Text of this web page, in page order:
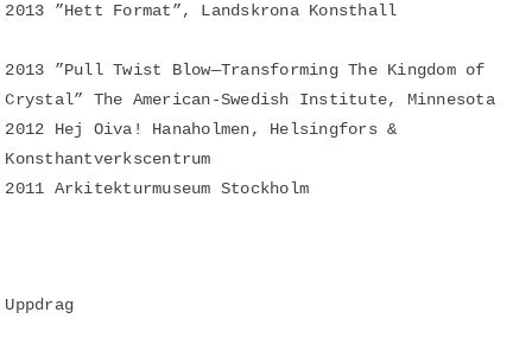
2013 ”Hett Format”, Landskrona Konsthall
2013 ”Pull Twist Blow—Transforming The Kingdom of
Crystal” The American-Swedish Institute, Minnesota
2012 Hej Oiva! Hanaholmen, Helsingfors &
Konsthantverkscentrum
2011 Arkitekturmuseum Stockholm
Uppdrag